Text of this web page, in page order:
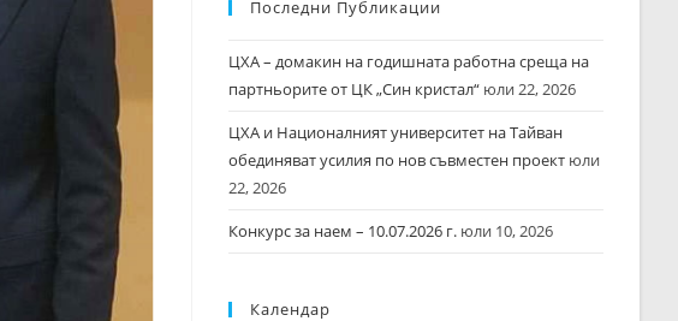
Последни Публикации
ЦХА – домакин на годишната работна среща на
партньорите от ЦК „Син кристал“ юли 22, 2026
ЦХА и Националният университет на Тайван
обединяват усилия по нов съвместен проект юли
22, 2026
Конкурс за наем – 10.07.2026 г. юли 10, 2026
Календар